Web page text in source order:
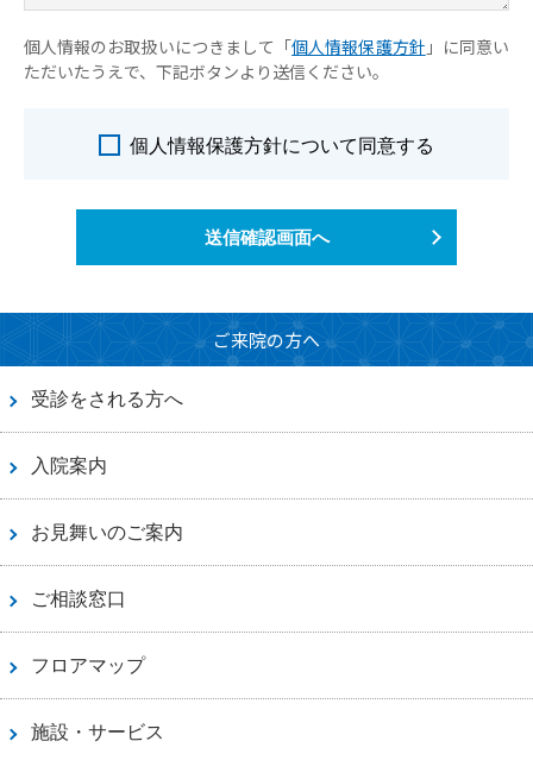
個人情報のお取扱いにつきまして「個人情報保護方針 」に同意い
ただいたうえで、下記ボタンより送信ください。
個人情報保護方針について同意する
送信確認画面へ
ご来院の方へ
受診をされる方へ
入院案内
お見舞いのご案内
ご相談窓口
フロアマップ
施設・サービス